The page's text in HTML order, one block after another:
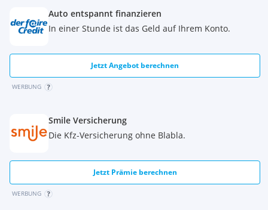
Auto entspannt finanzieren
In einer Stunde ist das Geld auf Ihrem Konto.
Jetzt Angebot berechnen
WERBUNG
Smile Versicherung
Die Kfz-Versicherung ohne Blabla.
Jetzt Prämie berechnen
WERBUNG